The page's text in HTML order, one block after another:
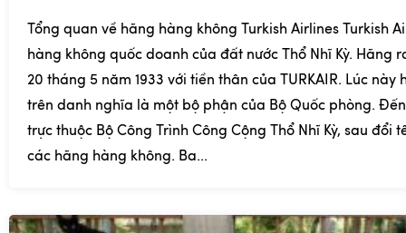
Tổng quan về hãng hàng không Turkish Airlines Turkish
hàng không quốc doanh của đất nước Thổ Nhĩ Kỳ. Hãng
20 tháng 5 năm 1933 với tiền thân của TURKAIR. Lúc này
trên danh nghĩa là một bộ phận của Bộ Quốc phòng.
trực thuộc Bộ Công Trình Công Cộng Thổ Nhĩ Kỳ, sau đổi
các hãng hàng không. Ba...